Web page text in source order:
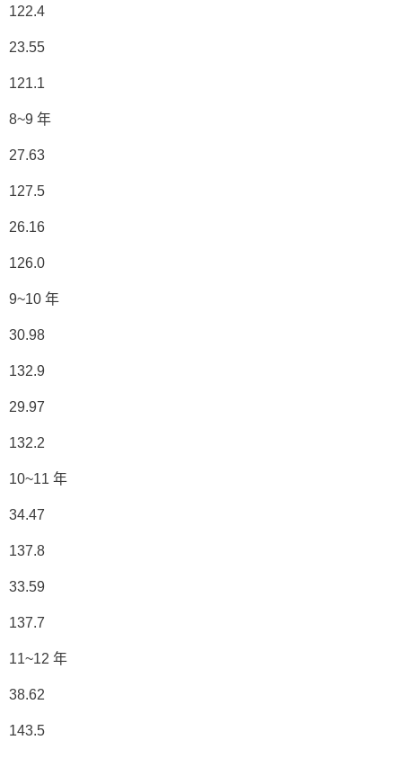
122.4
23.55
121.1
8~9 年
27.63
127.5
26.16
126.0
9~10 年
30.98
132.9
29.97
132.2
10~11 年
34.47
137.8
33.59
137.7
11~12 年
38.62
143.5